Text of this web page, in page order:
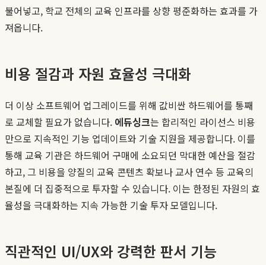
불어넣고, 학교 전체의 교육 인프라를 상향 평준화하는 효과를 가
져옵니다.
비용 절감과 자원 효율성 극대화
더 이상 소프트웨어 업그레이드를 위해 값비싼 하드웨어를 통째
로 교체할 필요가 없습니다. 에듀싱크는 합리적인 라이선스 비용
만으로 지속적인 기능 업데이트와 기술 지원을 제공합니다. 이를
통해 교육 기관은 하드웨어 구매에 소요되던 막대한 예산을 절감
하고, 그 비용을 양질의 교육 콘텐츠 확보나 교사 연수 등 교육의
본질에 더 집중적으로 투자할 수 있습니다. 이는 한정된 자원의 효
율성을 극대화하는 지속 가능한 기술 투자 모델입니다.
직관적인 UI/UX와 강력한 판서 기능